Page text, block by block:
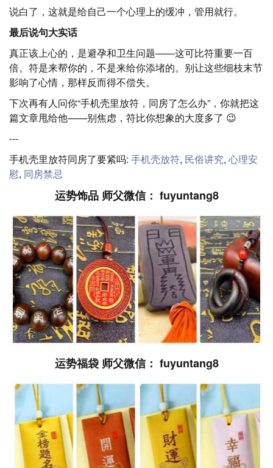
说白了，这就是给自己一个心理上的缓冲，管用就行。
最后说句大实话
真正该上心的，是避孕和卫生问题——这可比符重要一百
倍。符是来帮你的，不是来给你添堵的。别让这些细枝末节
影响了心情，那样反而得不偿失。
下次再有人问你“手机壳里放符，同房了怎么办”，你就把这
篇文章甩给他——别焦虑，符比你想象的大度多了 😉
---
手机壳里放符同房了要紧吗: 手机壳放符, 民俗讲究, 心理安
慰, 同房禁忌
运势饰品 师父微信： fuyuntang8
运势福袋 师父微信： fuyuntang8